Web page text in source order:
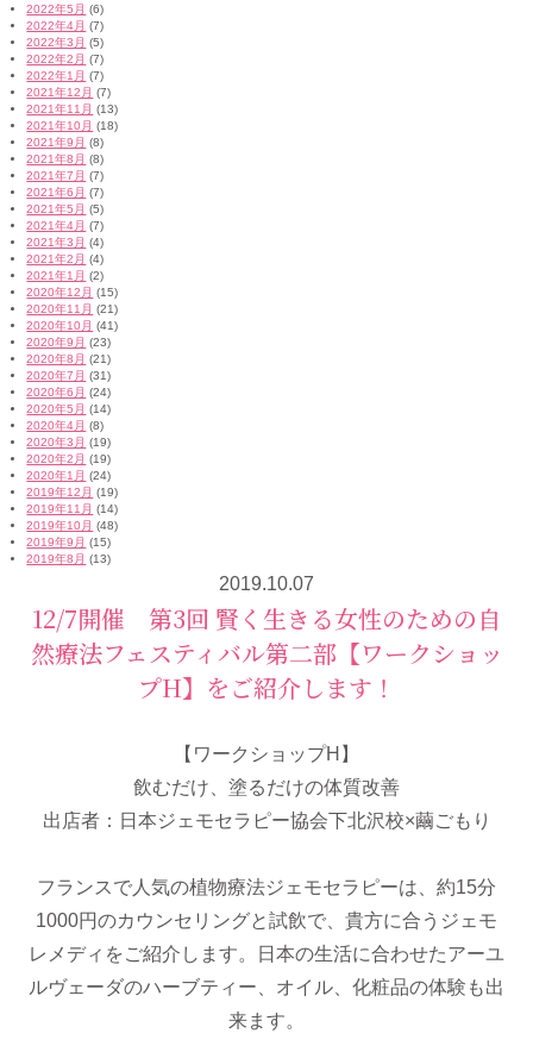
2022年5月 (6)
2022年4月 (7)
2022年3月 (5)
2022年2月 (7)
2022年1月 (7)
2021年12月 (7)
2021年11月 (13)
2021年10月 (18)
2021年9月 (8)
2021年8月 (8)
2021年7月 (7)
2021年6月 (7)
2021年5月 (5)
2021年4月 (7)
2021年3月 (4)
2021年2月 (4)
2021年1月 (2)
2020年12月 (15)
2020年11月 (21)
2020年10月 (41)
2020年9月 (23)
2020年8月 (21)
2020年7月 (31)
2020年6月 (24)
2020年5月 (14)
2020年4月 (8)
2020年3月 (19)
2020年2月 (19)
2020年1月 (24)
2019年12月 (19)
2019年11月 (14)
2019年10月 (48)
2019年9月 (15)
2019年8月 (13)
2019.10.07
12/7開催 第3回 賢く生きる女性のための自
然療法フェスティバル第二部【ワークショッ
プH】をご紹介します！
【ワークショップH】
飲むだけ、塗るだけの体質改善
出店者：日本ジェモセラピー協会下北沢校×繭ごもり
フランスで人気の植物療法ジェモセラピーは、約15分
1000円のカウンセリングと試飲で、貴方に合うジェモ
レメディをご紹介します。日本の生活に合わせたアーユ
ルヴェーダのハーブティー、オイル、化粧品の体験も出
来ます。